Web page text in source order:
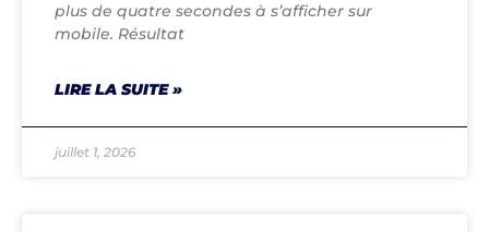
plus de quatre secondes à s’afficher sur
mobile. Résultat
LIRE LA SUITE »
juillet 1, 2026